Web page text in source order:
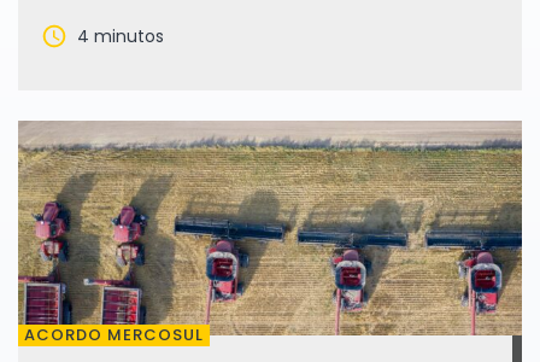
4 minutos
ACORDO MERCOSUL